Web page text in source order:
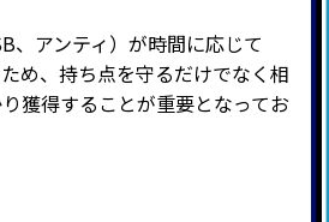
、アンティ）が時間に応じて
め、持ち点を守るだけでなく相
獲得することが重要となってお